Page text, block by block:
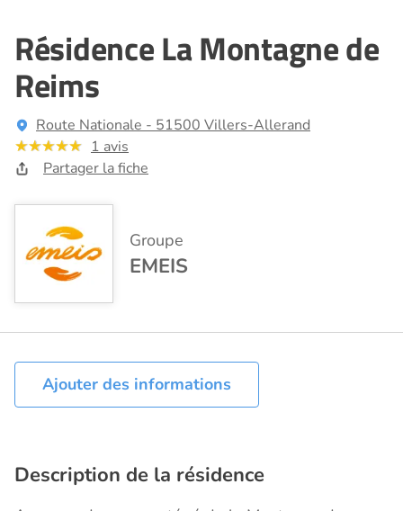
Résidence La Montagne de
Reims
Route Nationale - 51500 Villers-Allerand
1 avis
Partager la fiche
Groupe
EMEIS
Ajouter des informations
Description de la résidence